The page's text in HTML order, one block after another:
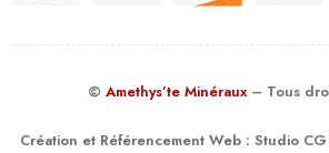
© Amethys’te Minéraux – Tous
Création et Référencement Web : Studio